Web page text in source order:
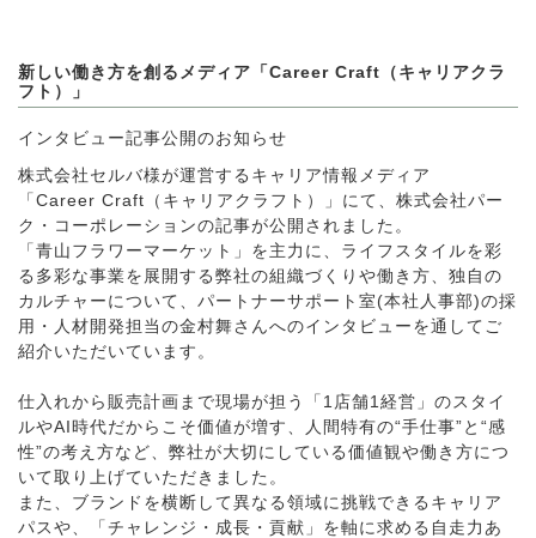
新しい働き方を創るメディア「Career Craft（キャリアクラ
フト）」
インタビュー記事公開のお知らせ
株式会社セルバ様が運営するキャリア情報メディア
「Career Craft（キャリアクラフト）」にて、株式会社パー
ク・コーポレーションの記事が公開されました。
「青山フラワーマーケット」を主力に、ライフスタイルを彩
る多彩な事業を展開する弊社の組織づくりや働き方、独自の
カルチャーについて、パートナーサポート室(本社人事部)の採
用・人材開発担当の金村舞さんへのインタビューを通してご
紹介いただいています。
仕入れから販売計画まで現場が担う「1店舗1経営」のスタイ
ルやAI時代だからこそ価値が増す、人間特有の“手仕事”と“感
性”の考え方など、弊社が大切にしている価値観や働き方につ
いて取り上げていただきました。
また、ブランドを横断して異なる領域に挑戦できるキャリア
パスや、「チャレンジ・成長・貢献」を軸に求める自走力あ